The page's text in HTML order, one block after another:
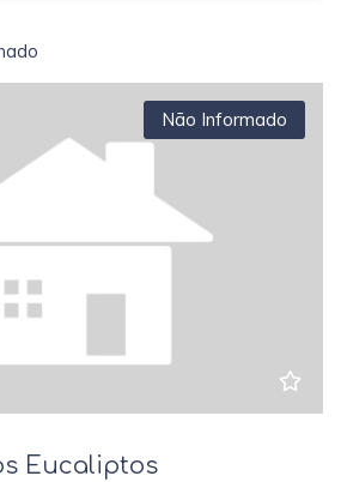
Não Informado
Eucaliptos